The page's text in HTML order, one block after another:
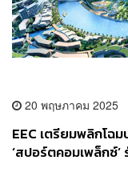
20 พฤษภาคม 2025
EEC เตรียมพลิกโฉ
‘สปอร์ตคอมเพล็กซ์’